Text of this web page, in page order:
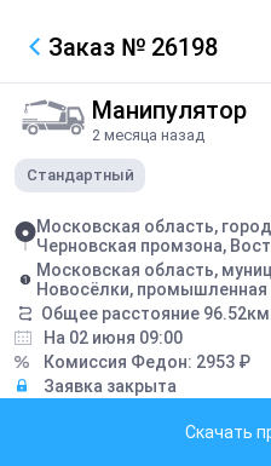
Заказ № 26198
Манипулятор
2 месяца назад
Стандартный
Московская область,
Черновская промзона,
Московская область,
Новосёлки, промышленная
Общее расстояние 96.52км
На 02 июня 09:00
Комиссия Федон: 2953 ₽
Заявка закрыта
Скачать